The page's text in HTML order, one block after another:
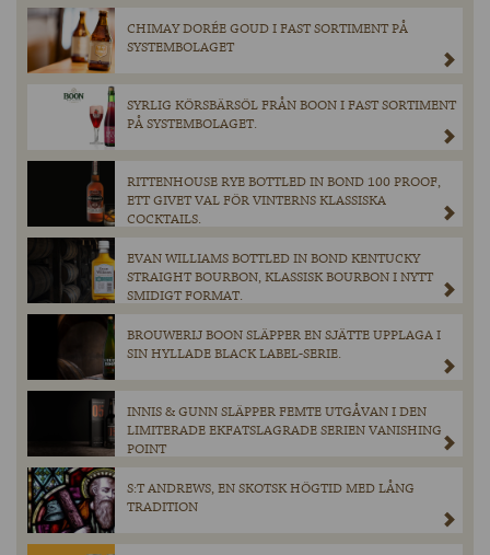
CHIMAY DORÉE GOUD I FAST SORTIMENT PÅ
SYSTEMBOLAGET
SYRLIG KÖRSBÄRSÖL FRÅN BOON I FAST SORTIMENT
PÅ SYSTEMBOLAGET.
RITTENHOUSE RYE BOTTLED IN BOND 100 PROOF,
ETT GIVET VAL FÖR VINTERNS KLASSISKA
COCKTAILS.
EVAN WILLIAMS BOTTLED IN BOND KENTUCKY
STRAIGHT BOURBON, KLASSISK BOURBON I NYTT
SMIDIGT FORMAT.
BROUWERIJ BOON SLÄPPER EN SJÄTTE UPPLAGA I
SIN HYLLADE BLACK LABEL-SERIE.
INNIS & GUNN SLÄPPER FEMTE UTGÅVAN I DEN
LIMITERADE EKFATSLAGRADE SERIEN VANISHING
POINT
S:T ANDREWS, EN SKOTSK HÖGTID MED LÅNG
TRADITION